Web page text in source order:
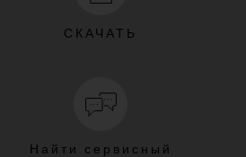
СКАЧАТЬ
Найти сервисный